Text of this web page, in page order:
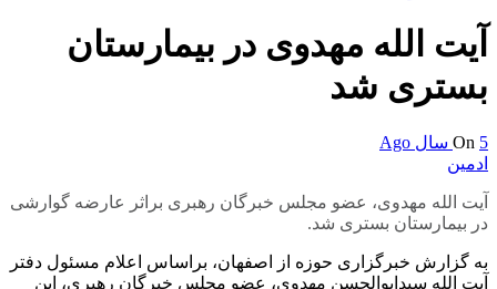
آیت الله مهدوی در بیمارستان
بستری شد
On 5 سال Ago
ادمین
آیت الله مهدوی، عضو مجلس خبرگان رهبری براثر عارضه گوارشی
در بیمارستان بستری شد.
به گزارش خبرگزاری حوزه از اصفهان، براساس اعلام مسئول دفتر
آیت الله سیدابوالحسن مهدوی، عضو مجلس خبرگان رهبری، این